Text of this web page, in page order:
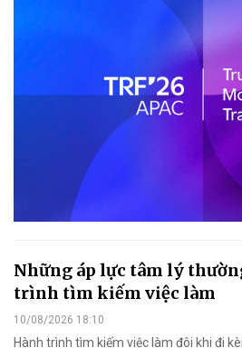
Những áp lực tâm lý
trình tìm kiếm việc làm
10/08/2026 18:10
Hành trình tìm kiếm việc làm đôi khi đi